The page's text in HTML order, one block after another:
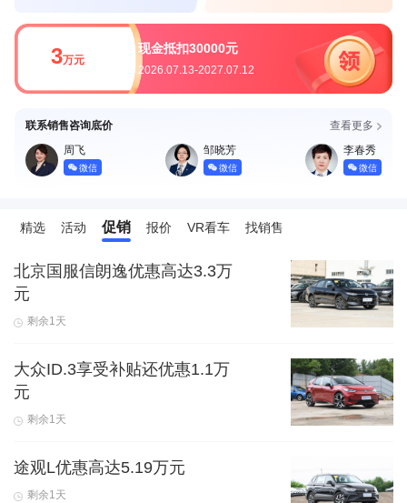
3万元
现金抵扣30000元
2026.07.13-2027.07.12
联系销售咨询底价
查看更多
周飞
微信
邹晓芳
微信
李春秀
微信
精选 活动 促销 报价 VR看车 找销售
北京国服信朗逸优惠高达3.3万
元
剩余1天
大众ID.3享受补贴还优惠1.1万
元
剩余1天
途观L优惠高达5.19万元
剩余1天